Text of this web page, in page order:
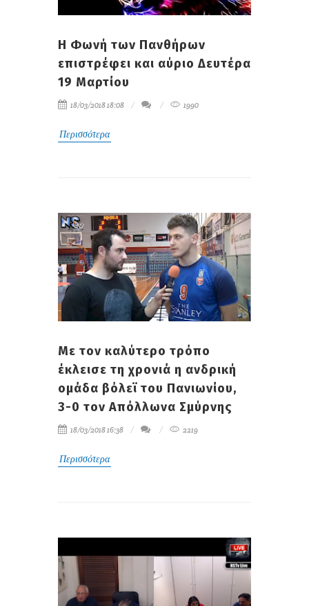
H Φωνή των Πανθήρων
επιστρέφει και αύριο Δευτέρα
19 Μαρτίου
18/03/2018 18:08 1990
Περισσότερα
Με τον καλύτερο τρόπο
έκλεισε τη χρονιά η ανδρική
ομάδα βόλεϊ του Πανιωνίου,
3-0 τον Απόλλωνα Σμύρνης
18/03/2018 16:38 2219
Περισσότερα